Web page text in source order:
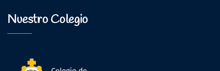
Nuestro Colegio